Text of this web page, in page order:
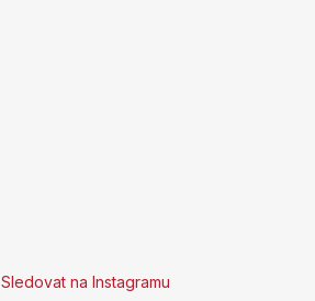
Sledovat na Instagramu